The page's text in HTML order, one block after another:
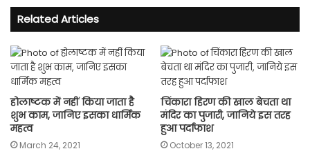
Related Articles
होलाष्टक में नहीं किया जाता है
शुभ काम, जानिए इसका धार्मिक
महत्व
March 24, 2021
चिंकारा हिरण की खाल बेचता था
मंदिर का पुजारी, जानिये इस तरह
हुआ पर्दाफाश
October 13, 2021